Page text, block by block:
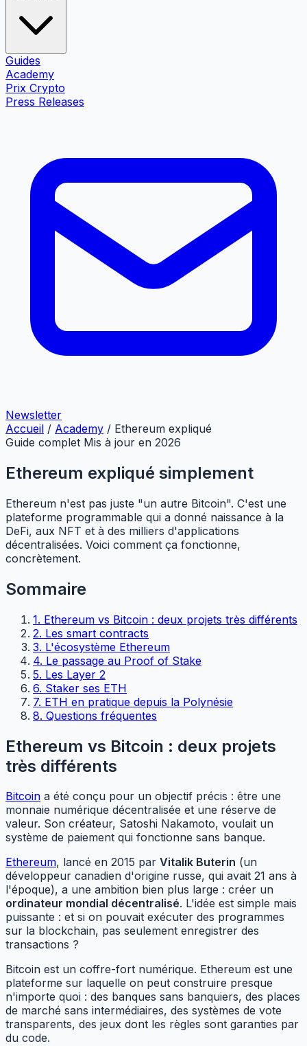
Guides
Academy
Prix Crypto
Press Releases
Newsletter
Accueil / Academy / Ethereum expliqué
Guide complet Mis à jour en 2026
Ethereum expliqué simplement
Ethereum n'est pas juste "un autre Bitcoin". C'est une
plateforme programmable qui a donné naissance à la
DeFi, aux NFT et à des milliers d'applications
décentralisées. Voici comment ça fonctionne,
concrètement.
Sommaire
1. Ethereum vs Bitcoin : deux projets très différents
2. Les smart contracts
3. L'écosystème Ethereum
4. Le passage au Proof of Stake
5. Les Layer 2
6. Staker ses ETH
7. ETH en pratique depuis la Polynésie
8. Questions fréquentes
Ethereum vs Bitcoin : deux projets
très différents
Bitcoin a été conçu pour un objectif précis : être une
monnaie numérique décentralisée et une réserve de
valeur. Son créateur, Satoshi Nakamoto, voulait un
système de paiement qui fonctionne sans banque.
Ethereum, lancé en 2015 par Vitalik Buterin (un
développeur canadien d'origine russe, qui avait 21 ans à
l'époque), a une ambition bien plus large : créer un
ordinateur mondial décentralisé. L'idée est simple mais
puissante : et si on pouvait exécuter des programmes
sur la blockchain, pas seulement enregistrer des
transactions ?
Bitcoin est un coffre-fort numérique. Ethereum est une
plateforme sur laquelle on peut construire presque
n'importe quoi : des banques sans banquiers, des places
de marché sans intermédiaires, des systèmes de vote
transparents, des jeux dont les règles sont garanties par
du code.